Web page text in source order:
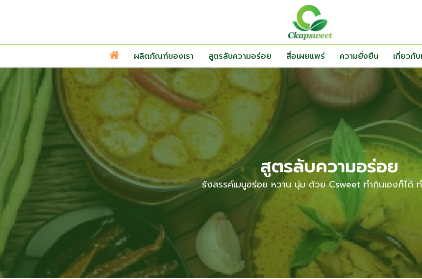
ผลิตภัณฑ์ของเรา สูตรลับความอร่อย สื่อเผยแพร่ ความยั่งยืน เกี่ยวกับ
สูตรลับความอร่อย
รังสรรค์เมนูอร่อย หวาน นุ่ม ด้วย Csweet ทำกินเองก็ได้